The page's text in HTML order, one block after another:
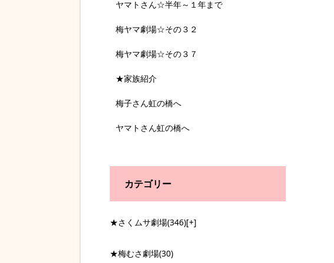
ヤマトさん☆半年～１年まで
梅ヤマ劇場☆その３２
梅ヤマ劇場☆その３７
★家族紹介
梅子さん虹の橋へ
ヤマトさん虹の橋へ
カテゴリー
★さくムサ劇場(346)[+]
★梅むさ劇場(30)